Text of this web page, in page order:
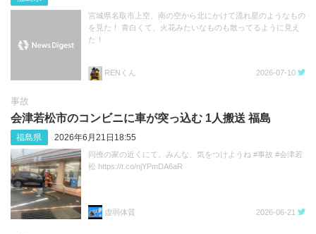
宮城県名取市上空、南の空から北にかけて流れ星のようなもの
を見た！ 青白くて、火花みたいなものも散ってるように見え
た！
RENくん 2026-07-10
事故
会津若松市のコンビニに車が突っ込む 1人搬送 福島
福島県 2026年6月21日18:55
同僚の家の近くにて。みんな、気をつけようね #事故 #会津若
松 https://t.co/njYPmDA6aR
虚弱体質 2026-06-21